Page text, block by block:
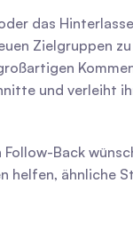
das
Zielgruppen
und verleiht
helfen, ähnliche